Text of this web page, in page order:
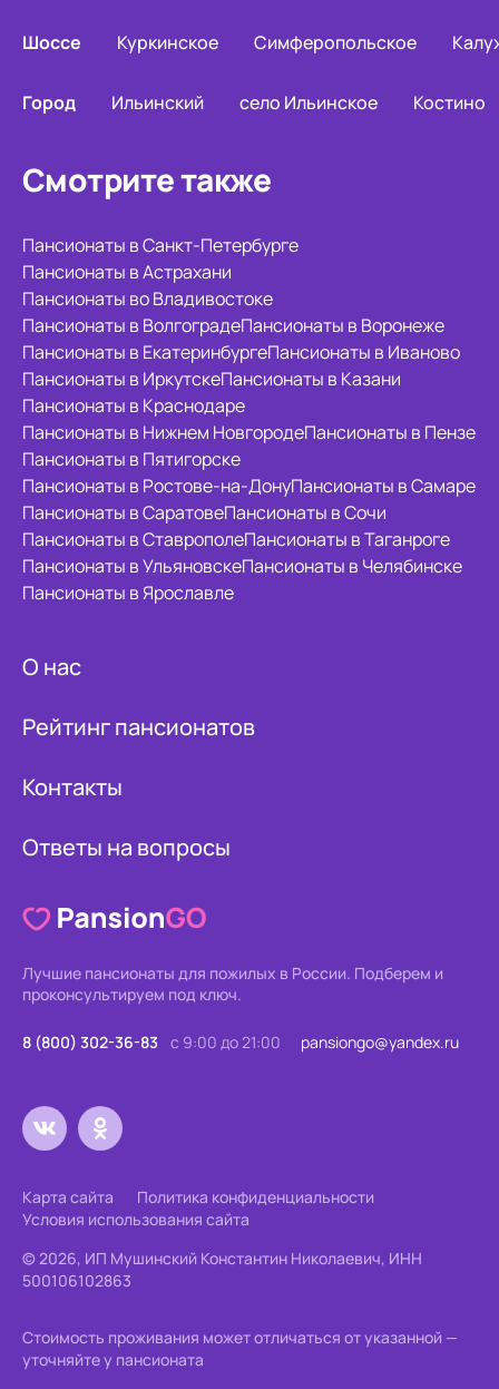
Шоссе Куркинское Симферопольское
Город Ильинский село Ильинское Костино
Смотрите также
Пансионаты в Санкт-Петербурге
Пансионаты в Астрахани
Пансионаты во Владивостоке
Пансионаты в ВолгоградеПансионаты в Воронеже
Пансионаты в ЕкатеринбургеПансионаты в Иваново
Пансионаты в ИркутскеПансионаты в Казани
Пансионаты в Краснодаре
Пансионаты в Нижнем НовгородеПансионаты в Пензе
Пансионаты в Пятигорске
Пансионаты в Ростове-на-ДонуПансионаты в Самаре
Пансионаты в СаратовеПансионаты в Сочи
Пансионаты в СтаврополеПансионаты в Таганроге
Пансионаты в УльяновскеПансионаты в Челябинске
Пансионаты в Ярославле
О нас
Рейтинг пансионатов
Контакты
Ответы на вопросы
Лучшие пансионаты для пожилых в России. Подберем и
проконсультируем под ключ.
8 (800) 302-36-83 с 9:00 до 21:00 pansiongo@yandex.ru
Карта сайта
Политика конфиденциальности
Условия использования сайта
© 2026, ИП Мушинский Константин Николаевич, ИНН
500106102863
Стоимость проживания может отличаться от указанной —
уточняйте у пансионата